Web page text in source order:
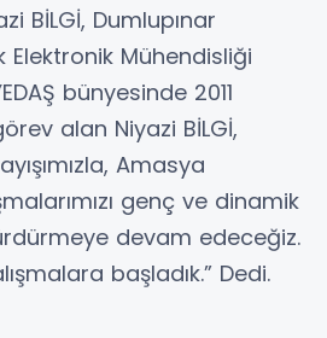
BİLGİ, Dumlupınar
Elektronik Mühendisliği
bünyesinde 2011
alan Niyazi BİLGİ,
Amasya
genç ve dinamik
devam edeceğiz.
başladık.” Dedi.